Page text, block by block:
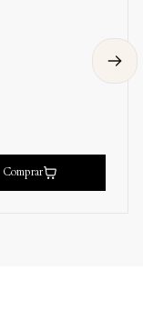
Comprar